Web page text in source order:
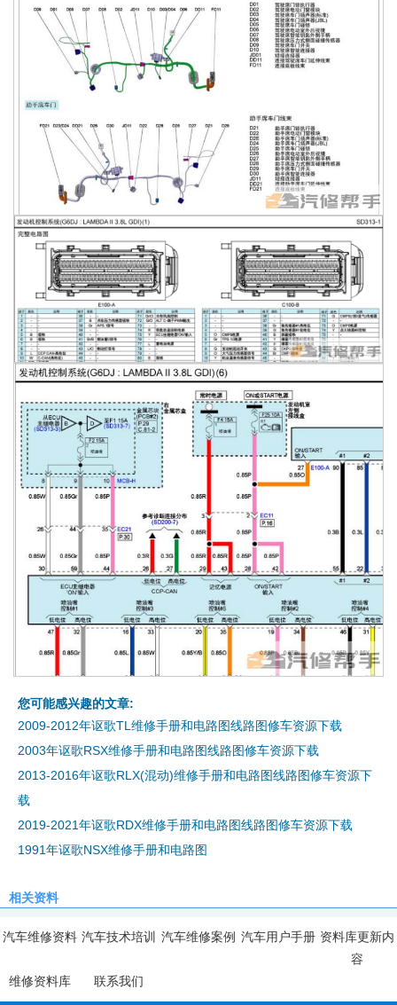
您可能感兴趣的文章:
2009-2012年讴歌TL维修手册和电路图线路图修车资源下载
2003年讴歌RSX维修手册和电路图线路图修车资源下载
2013-2016年讴歌RLX(混动)维修手册和电路图线路图修车资源下
载
2019-2021年讴歌RDX维修手册和电路图线路图修车资源下载
1991年讴歌NSX维修手册和电路图
相关资料
汽车维修资料 汽车技术培训 汽车维修案例 汽车用户手册 资料库更新内
容
维修资料库
联系我们